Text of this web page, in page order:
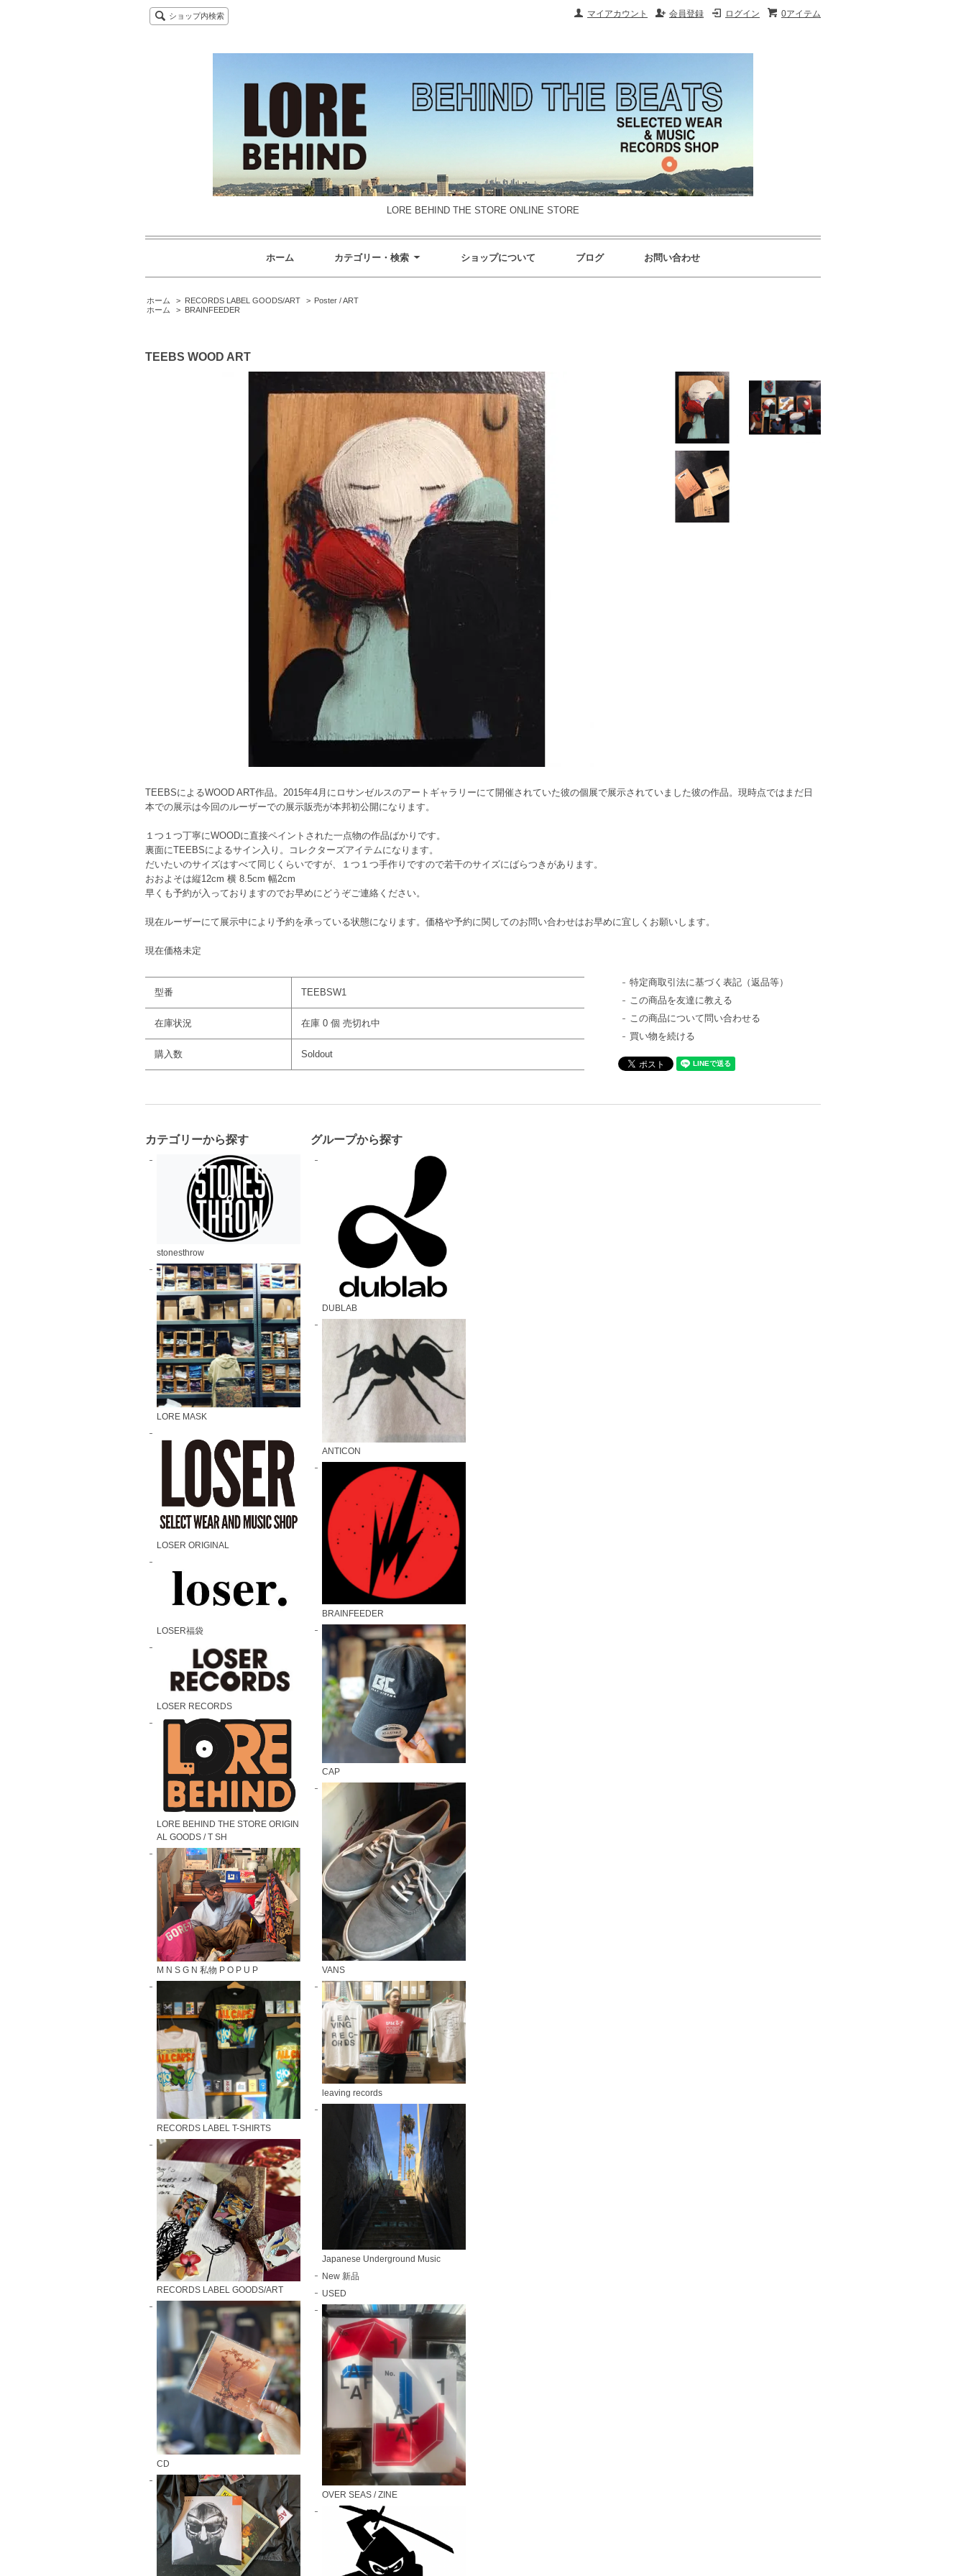
0アイテム
ログイン
会員登録
マイアカウント
ショップ内検索
LORE BEHIND THE STORE ONLINE STORE
ホーム カテゴリー・検索 ショップについて ブログ お問い合わせ
ホーム > RECORDS LABEL GOODS/ART > Poster / ART
ホーム
> BRAINFEEDER
TEEBS WOOD ART
TEEBSによるWOOD ART作品。2015年4月にロサンゼルスのアートギャラリーにて開催されていた彼の個展で展示されていました彼の作品。現時点ではまだ日
本での展示は今回のルーザーでの展示販売が本邦初公開になります。
１つ１つ丁寧にWOODに直接ペイントされた一点物の作品ばかりです。
裏面にTEEBSによるサイン入り。コレクターズアイテムになります。
だいたいのサイズはすべて同じくらいですが、１つ１つ手作りですので若干のサイズにばらつきがあります。
おおよそは縦12cm 横 8.5cm 幅2cm
早くも予約が入っておりますのでお早めにどうぞご連絡ください。
現在ルーザーにて展示中により予約を承っている状態になります。価格や予約に関してのお問い合わせはお早めに宜しくお願いします。
現在価格未定
型番 TEEBSW1
在庫状況 在庫 0 個 売切れ中
購入数 Soldout
特定商取引法に基づく表記（返品等）
この商品を友達に教える
この商品について問い合わせる
買い物を続ける
カテゴリーから探す
stonesthrow
LORE MASK
LOSER ORIGINAL
LOSER福袋
LOSER RECORDS
LORE BEHIND THE STORE ORIGIN
AL GOODS / T SH
M N S G N 私物 P O P U P
RECORDS LABEL T-SHIRTS
RECORDS LABEL GOODS/ART
CD
グループから探す
DUBLAB
ANTICON
BRAINFEEDER
CAP
VANS
leaving records
Japanese Underground Music
New 新品
USED
OVER SEAS / ZINE